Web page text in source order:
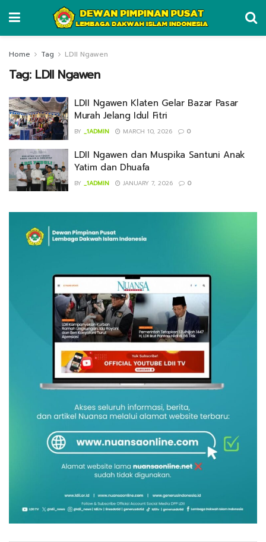
Home Tag LDII Ngawen
Tag: LDII Ngawen
LDII Ngawen Klaten Gelar Bazar Pasar
Murah Jelang Idul Fitri
BY _1ADMIN MARCH 10, 2026 0
LDII Ngawen dan Muspika Santuni Anak
Yatim dan Dhuafa
BY _1ADMIN JANUARY 7, 2026 0